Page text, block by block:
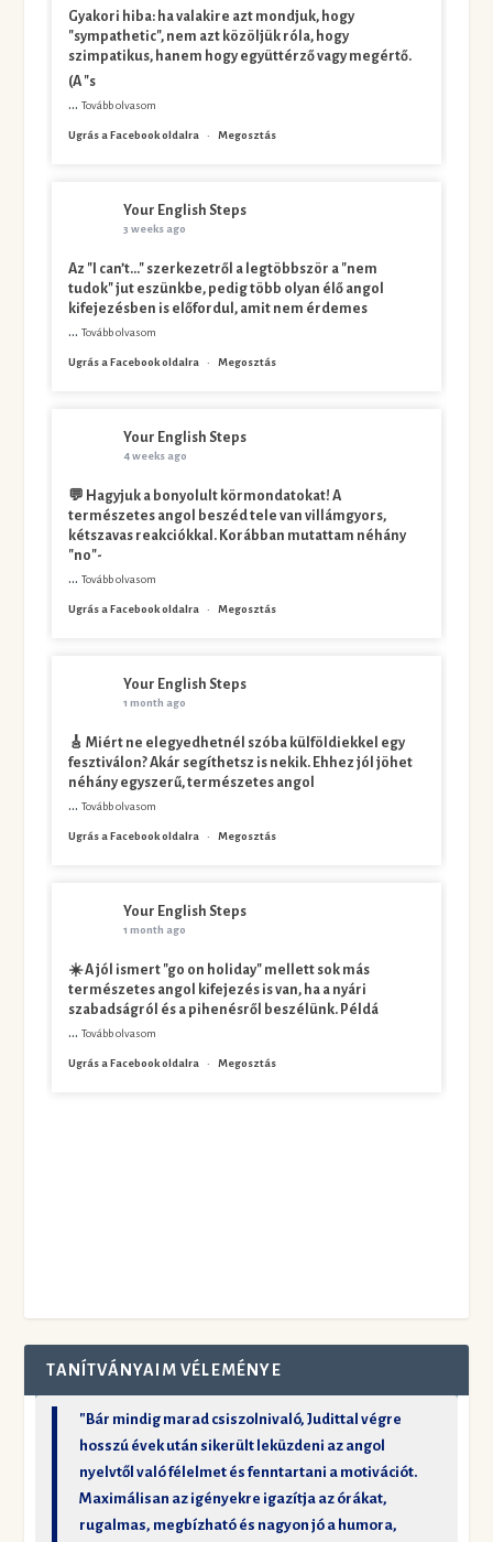
Gyakori hiba: ha valakire azt mondjuk, hogy
"sympathetic", nem azt közöljük róla, hogy
szimpatikus, hanem hogy együttérző vagy megértő.
(A "s
...Tovább olvasom
Ugrás a Facebook oldalra · Megosztás
Your English Steps
3 weeks ago
Az "I can’t…" szerkezetről a legtöbbször a "nem
tudok" jut eszünkbe, pedig több olyan élő angol
kifejezésben is előfordul, amit nem érdemes
...Tovább olvasom
Ugrás a Facebook oldalra · Megosztás
Your English Steps
4 weeks ago
💬 Hagyjuk a bonyolult körmondatokat! A
természetes angol beszéd tele van villámgyors,
kétszavas reakciókkal. Korábban mutattam néhány
"no"-
...Tovább olvasom
Ugrás a Facebook oldalra · Megosztás
Your English Steps
1 month ago
🎸 Miért ne elegyedhetnél szóba külföldiekkel egy
fesztiválon? Akár segíthetsz is nekik. Ehhez jól jöhet
néhány egyszerű, természetes angol
...Tovább olvasom
Ugrás a Facebook oldalra · Megosztás
Your English Steps
1 month ago
☀️ A jól ismert "go on holiday" mellett sok más
természetes angol kifejezés is van, ha a nyári
szabadságról és a pihenésről beszélünk. Példá
...Tovább olvasom
Ugrás a Facebook oldalra · Megosztás
TANÍTVÁNYAIM VÉLEMÉNYE
"Bár mindig marad csiszolnivaló, Judittal végre
hosszú évek után sikerült leküzdeni az angol
nyelvtől való félelmet és fenntartani a motivációt.
Maximálisan az igényekre igazítja az órákat,
rugalmas, megbízható és nagyon jó a humora,